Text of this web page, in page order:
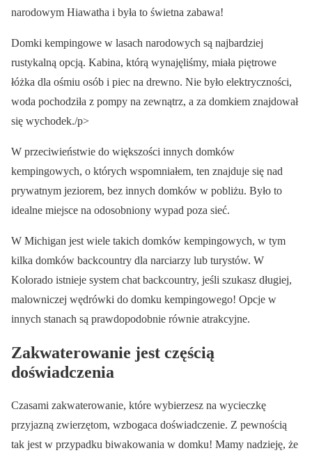
narodowym Hiawatha i była to świetna zabawa!
Domki kempingowe w lasach narodowych są najbardziej
rustykalną opcją. Kabina, którą wynajęliśmy, miała piętrowe
łóżka dla ośmiu osób i piec na drewno. Nie było elektryczności,
woda pochodziła z pompy na zewnątrz, a za domkiem znajdował
się wychodek./p>
W przeciwieństwie do większości innych domków
kempingowych, o których wspomniałem, ten znajduje się nad
prywatnym jeziorem, bez innych domków w pobliżu. Było to
idealne miejsce na odosobniony wypad poza sieć.
W Michigan jest wiele takich domków kempingowych, w tym
kilka domków backcountry dla narciarzy lub turystów. W
Kolorado istnieje system chat backcountry, jeśli szukasz długiej,
malowniczej wędrówki do domku kempingowego! Opcje w
innych stanach są prawdopodobnie równie atrakcyjne.
Zakwaterowanie jest częścią
doświadczenia
Czasami zakwaterowanie, które wybierzesz na wycieczkę
przyjazną zwierzętom, wzbogaca doświadczenie. Z pewnością
tak jest w przypadku biwakowania w domku! Mamy nadzieję, że